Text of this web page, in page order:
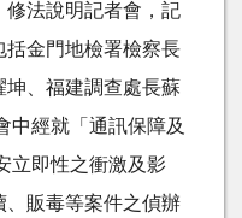
修法說明記者會，記
括金門地檢署檢察長
坤、福建調查處長蘇
中經就「通訊保障及
立即性之衝激及影
、販毒等案件之偵辦